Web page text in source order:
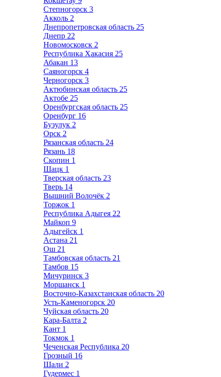
Степногорск 3
Акколь 2
Днепропетровская область 25
Днепр 22
Новомосковск 2
Республика Хакасия 25
Абакан 13
Саяногорск 4
Черногорск 3
Актюбинская область 25
Актобе 25
Оренбургская область 25
Оренбург 16
Бузулук 2
Орск 2
Рязанская область 24
Рязань 18
Скопин 1
Шацк 1
Тверская область 23
Тверь 14
Вышний Волочёк 2
Торжок 1
Республика Адыгея 22
Майкоп 9
Адыгейск 1
Астана 21
Ош 21
Тамбовская область 21
Тамбов 15
Мичуринск 3
Моршанск 1
Восточно-Казахстанская область 20
Усть-Каменогорск 20
Чуйская область 20
Кара-Балта 2
Кант 1
Токмок 1
Чеченская Республика 20
Грозный 16
Шали 2
Гудермес 1